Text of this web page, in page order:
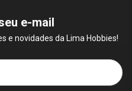
e-mail
e novidades da Lima Hobbies!